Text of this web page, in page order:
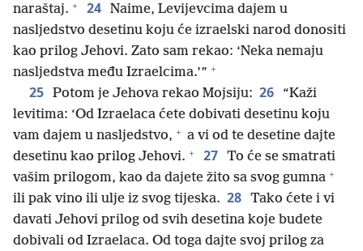
naraštaj. + 24 Naime, Levijevcima dajem u
nasljedstvo desetinu koju će izraelski narod donositi
kao prilog Jehovi. Zato sam rekao: ‘Neka nemaju
nasljedstva među Izraelcima.’” +
25 Potom je Jehova rekao Mojsiju: 26
“Kaži
levitima: ‘Od Izraelaca ćete dobivati desetinu koju
vam dajem u nasljedstvo, + a vi od te desetine dajte
desetinu kao prilog Jehovi. + 27 To će se smatrati
vašim prilogom, kao da dajete žito sa svog gumna +
ili pak vino ili ulje iz svog tijeska. 28 Tako ćete i vi
davati Jehovi prilog od svih desetina koje budete
dobivali od Izraelaca. Od toga dajte svoj prilog za